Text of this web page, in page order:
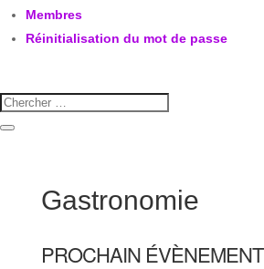
Membres
Réinitialisation du mot de passe
Gastronomie
PROCHAIN ÉVÈNEMENT